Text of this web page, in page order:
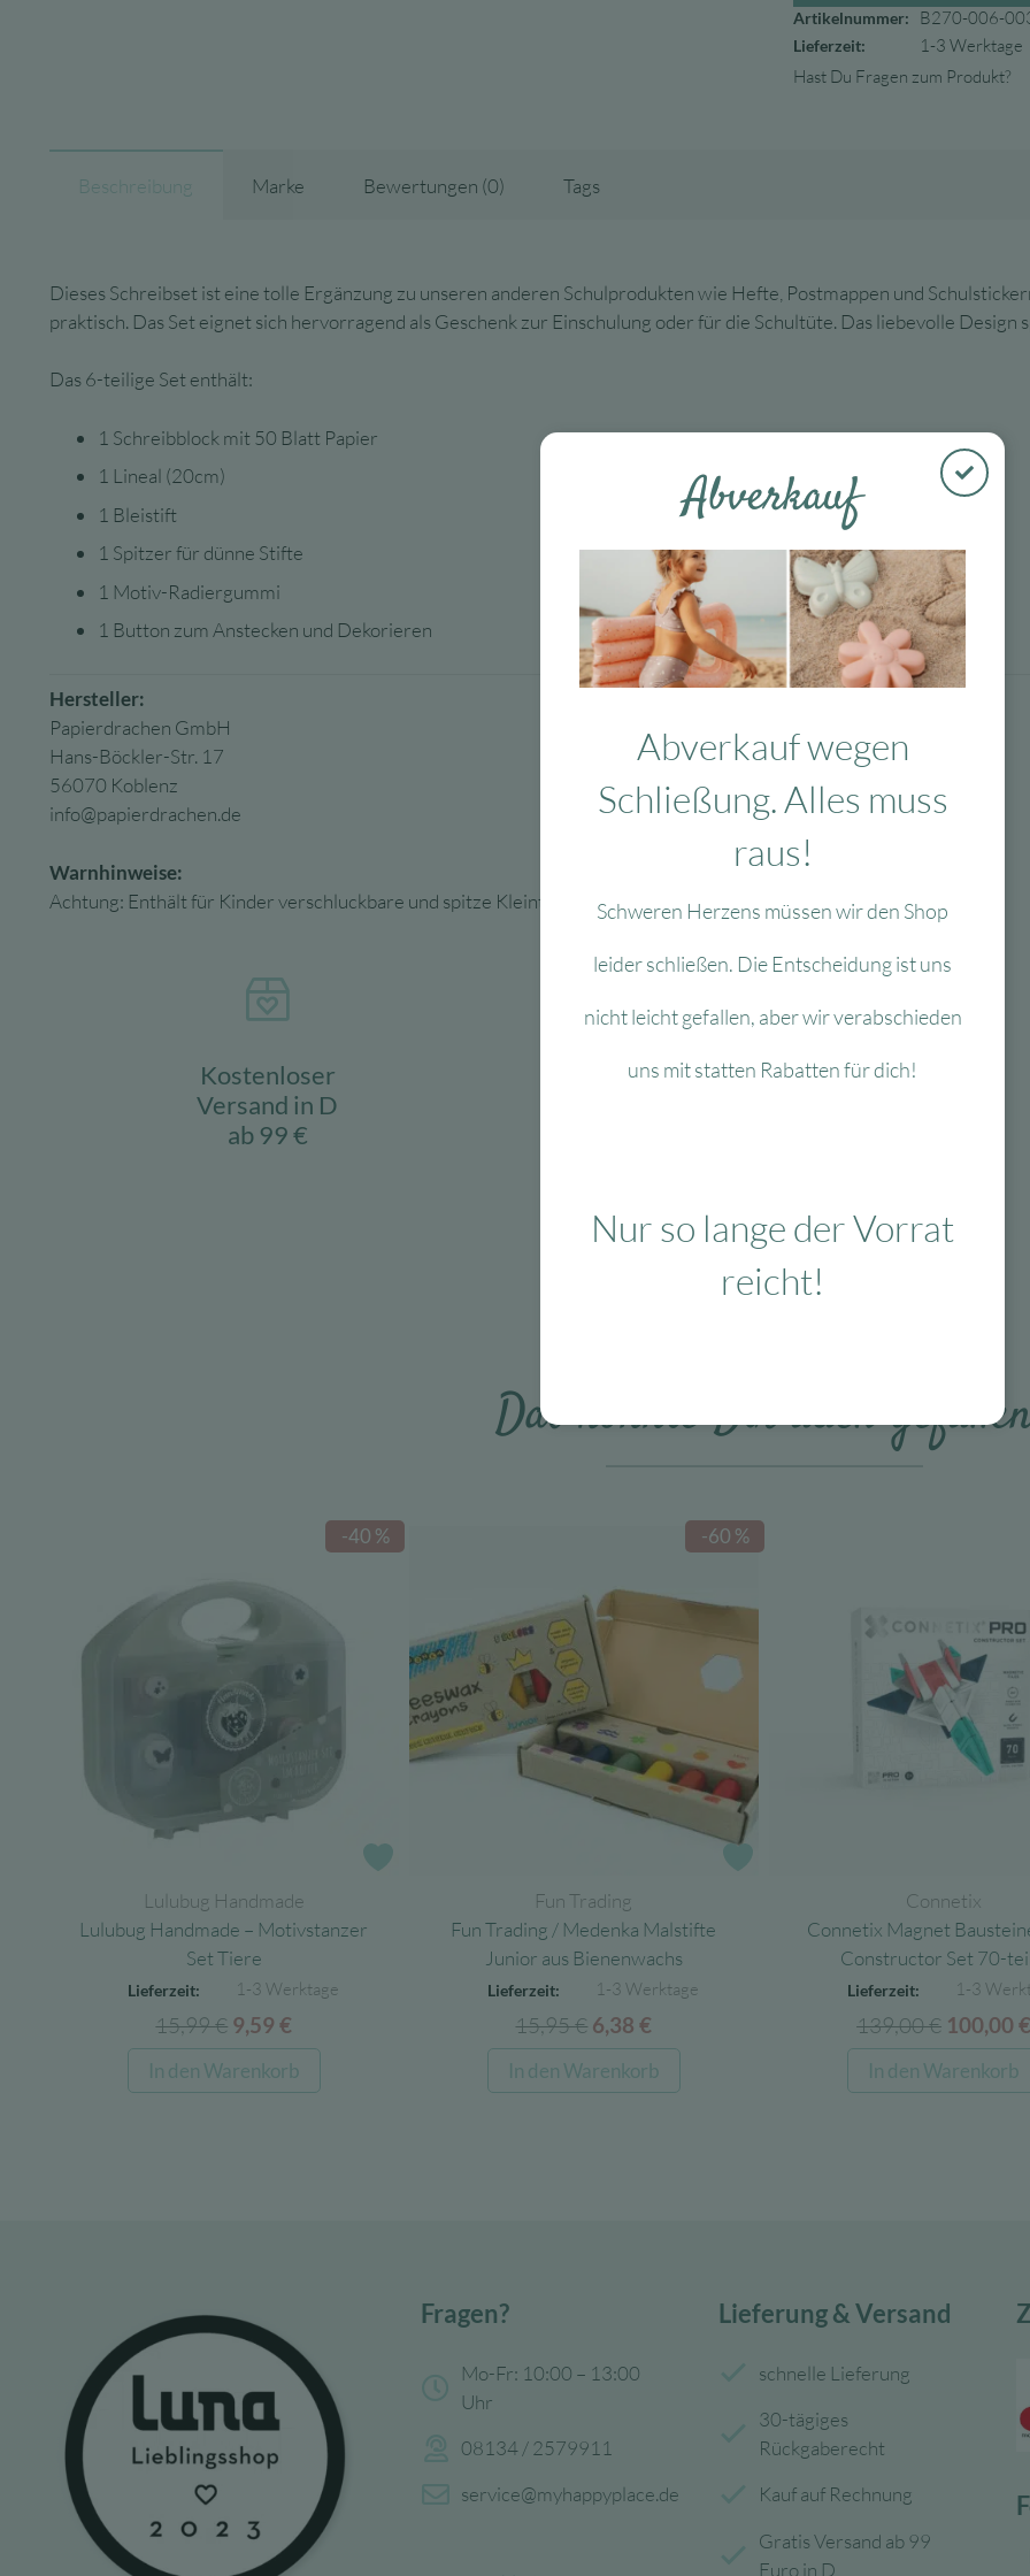
Artikelnummer:
B270-006-
Lieferzeit:
1-3 Werktage
Hast Du Fragen zum Produkt?
Beschreibung Marke Bewertungen (0) Tags
Dieses Schreibset ist eine tolle Ergänzung zu unseren anderen Schulprodukten wie Hefte, Postmappen und
praktisch. Das Set eignet sich hervorragend als Geschenk zur Einschulung oder für die Schultüte. Das liebevolle Design
Das 6-teilige Set enthält:
1 Schreibblock mit 50 Blatt Papier
1 Lineal (20cm)
1 Bleistift
1 Spitzer für dünne Stifte
1 Motiv-Radiergummi
1 Button zum Anstecken und Dekorieren
Hersteller:
Papierdrachen GmbH
Hans-Böckler-Str. 17
56070 Koblenz
info@papierdrachen.de
Warnhinweise:
Achtung: Enthält für Kinder verschluckbare und spitze Kleinteile – nicht für Kinder unter 3 Jahren geeignet
Kostenloser
Versand in D
ab 99 €
Mit viel Liebe
Das Passt dazu
Das könnte Dir auch
-40 %
Lulubug Handmade
Lulubug Handmade – Motivstanzer
Set Tiere
Lieferzeit: 1-3 Werktage
15,99€ Ursprünglicher
Preis
war:
9,59€
Preis
ist:
In den Warenkorb
-60 %
Fun Trading
Fun Trading / Medenka Malstifte
Junior aus Bienenwachs
Lieferzeit: 1-3 Werktage
15,95€ Ursprünglicher
Preis
war:
6,38€
Preis
ist:
In den Warenkorb
Connetix
Connetix Magnet
Constructor Set 70-
Lieferzeit: 1-3
139,00€
Preis
war:
100,00€
In den Warenkorb
Fragen?
Mo-Fr: 10:00 – 13:00
Uhr
08134 / 2579911
service@myhappyplace.de
Lieferung & Versand
schnelle Lieferung
30-tägiges
Rückgaberecht
Kauf auf Rechnung
Gratis Versand ab 99
Euro in D
Abverkauf
Abverkauf wegen
Schließung. Alles muss
raus!
Schweren Herzens müssen wir den Shop
leider schließen. Die Entscheidung ist uns
nicht leicht gefallen, aber wir verabschieden
uns mit statten Rabatten für dich!
Nur so lange der Vorrat
reicht!